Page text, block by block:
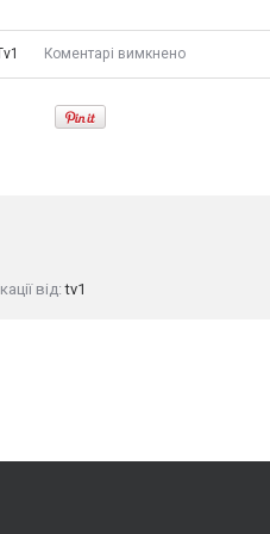
Коментарі вимкнено
від:tv1